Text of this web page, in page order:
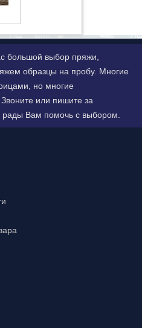
большой выбор пряжи,
образцы на пробу. Многие
но многие
или пишите за
рады Вам помочь с выбором.